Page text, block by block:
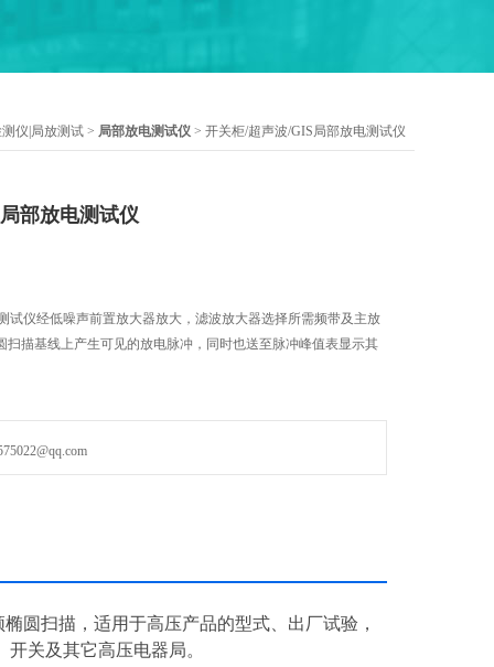
仪|局放测试 > 局部放电测试仪 > 开关柜/超声波/GIS局部放电测试仪
部放电测试仪
试仪经低噪声前置放大器放大，滤波放大器选择所需频带及主放
扫描基线上产生可见的放电脉冲，同时也送至脉冲峰值表显示其
圆扫描，适用于高压产品的型式、出厂试验，
关及其它高压电器局。